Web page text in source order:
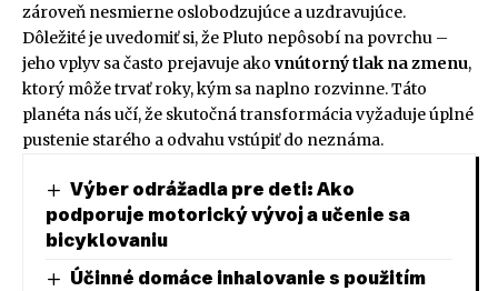
zároveň nesmierne oslobodzujúce a uzdravujúce.
Dôležité je uvedomiť si, že Pluto nepôsobí na povrchu –
jeho vplyv sa často prejavuje ako vnútorný tlak na zmenu,
ktorý môže trvať roky, kým sa naplno rozvinne. Táto
planéta nás učí, že skutočná transformácia vyžaduje úplné
pustenie starého a odvahu vstúpiť do neznáma.
Výber odrážadla pre deti: Ako
podporuje motorický vývoj a učenie sa
bicyklovaniu
Účinné domáce inhalovanie s použitím